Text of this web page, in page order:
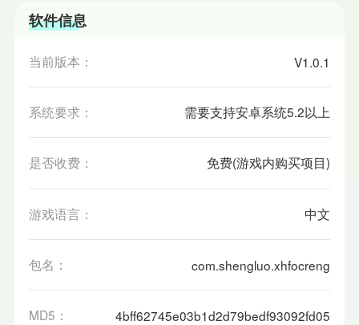
软件信息
当前版本： V1.0.1
系统要求： 需要支持安卓系统5.2以上
是否收费： 免费(游戏内购买项目)
游戏语言： 中文
包名： com.shengluo.xhfocreng
MD5： 4bff62745e03b1d2d79bedf93092fd05